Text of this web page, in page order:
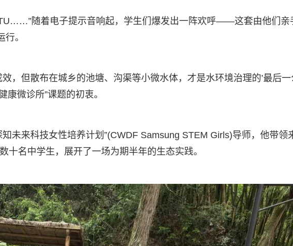
随着电子提示音响起，学生们爆发出一阵欢呼——这套由他们亲
。
，但散布在城乡的池塘、沟渠等小微水体，才是水环境治理的’最后一
康微诊所”课题的初衷。
未来科技女性培养计划”(CWDF Samsung STEM Girls)导师，他带领
十名中学生，展开了一场为期半年的生态实践。